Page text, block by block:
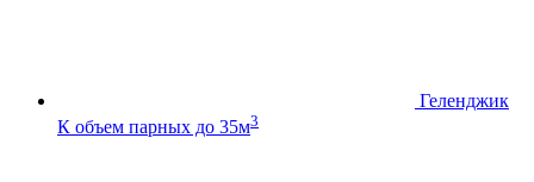
Геленджик
К объем парных до 35м3